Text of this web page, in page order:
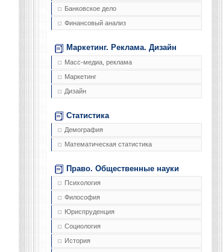
Банковское дело
Финансовый анализ
Маркетинг. Реклама. Дизайн
Масс-медиа, реклама
Маркетинг
Дизайн
Статистика
Демография
Математическая статистика
Право. Общественные науки
Психология
Философия
Юриспруденция
Социология
История